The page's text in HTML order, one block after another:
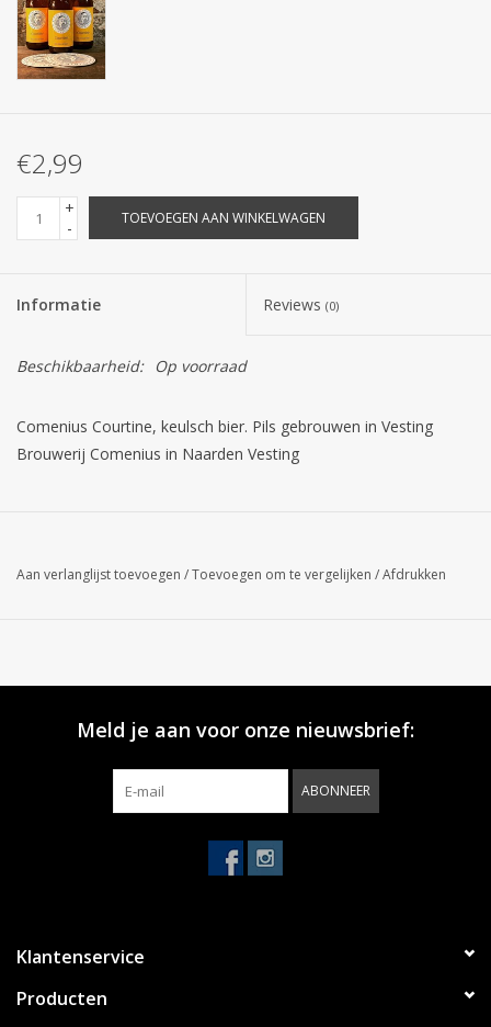
€2,99
+
-
TOEVOEGEN AAN WINKELWAGEN
Informatie Reviews (0)
Beschikbaarheid: Op voorraad
Comenius Courtine, keulsch bier. Pils gebrouwen in Vesting
Brouwerij Comenius in Naarden Vesting
Aan verlanglijst toevoegen /Toevoegen om te vergelijken /Afdrukken
Meld je aan voor onze nieuwsbrief:
ABONNEER
Klantenservice
Producten